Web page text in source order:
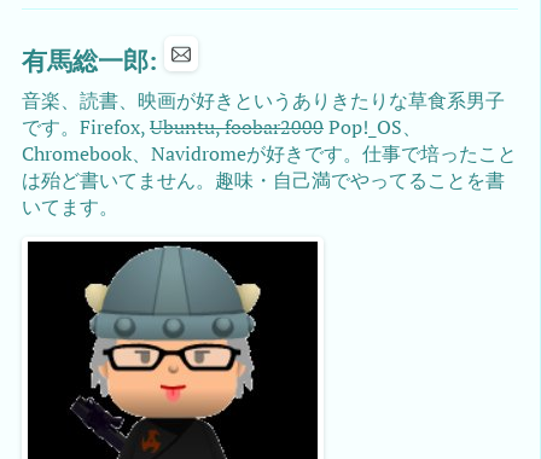
有馬総一郎:
音楽、読書、映画が好きというありきたりな草食系男子
です。Firefox,Ubuntu, foobar2000Pop!_OS、
Chromebook、Navidromeが好きです。仕事で培ったこと
は殆ど書いてません。趣味・自己満でやってることを書
いてます。